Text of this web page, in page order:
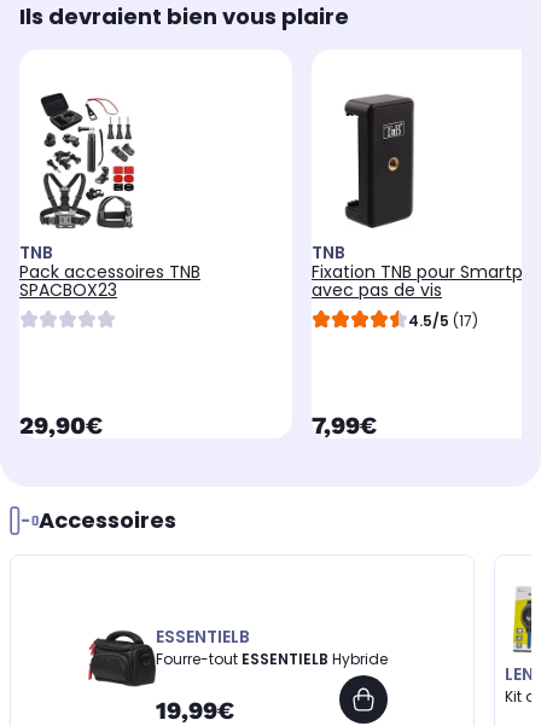
Ils devraient bien vous plaire
TNB
Pack accessoires TNB
SPACBOX23
currentPrice
29,90€
TNB
Fixation TNB pour
avec pas de vis
4.5/5 (17)
currentPrice
7,99€
Accessoires
ESSENTIELB
Fourre-tout ESSENTIELB Hybride
19,99€ Kit